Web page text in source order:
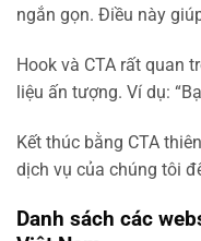
ngắn gọn. Điều này
Hook và CTA rất quan
liệu ấn tượng. Ví dụ:
Kết thúc bằng CTA
dịch vụ của chúng tôi
Danh sách các